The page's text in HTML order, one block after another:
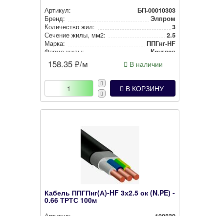
Артикул:
БП-00010303
Бренд:
Элпром
Количество жил:
3
Сечение жилы, мм2:
2.5
Марка:
ППГнг-HF
Форма жилы:
Круглая
158.35 ₽/м В наличии
В КОРЗИНУ
Кабель ППГПнг(А)-HF 3х2.5 ок (N.PE) -
0.66 ТРТС 100м